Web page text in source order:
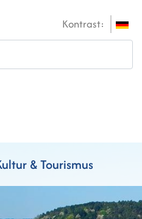
Kontrast:
& Tourismus